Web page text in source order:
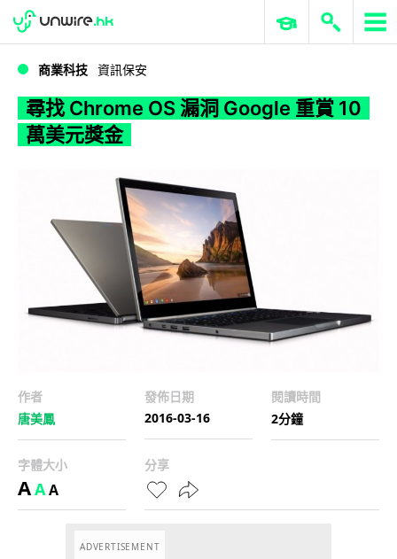
WWDC 2026 ERP 與商業 AI
商業科技 資訊保安
尋找 Chrome OS 漏洞 Google 重賞 10
萬美元獎金
作者
唐美鳳
發佈日期
2016-03-16
閱讀時間
2分鐘
字體大小
AAA
分享
ADVERTISEMENT